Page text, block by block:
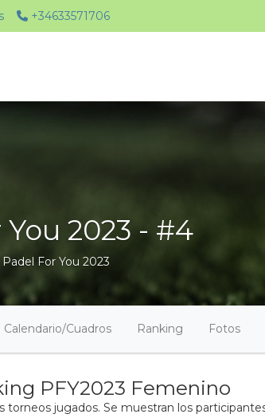
+34633571706
2023 - #4
Padel For You 2023
Calendario/Cuadros Ranking Fotos
PFY2023 Femenino
torneos jugados. Se muestran los